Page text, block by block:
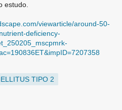
estudo.
viewarticle/around-50-
deficiency-
TIPO 2